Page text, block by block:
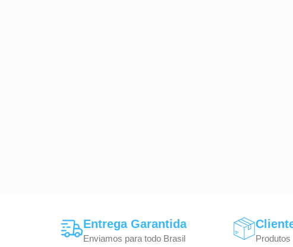
Entrega Garantida
Enviamos para todo Brasil